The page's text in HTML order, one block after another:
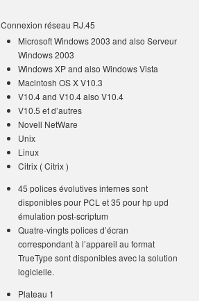
Connexion réseau RJ.45
Microsoft Windows 2003 and also Serveur
Windows 2003
Windows XP and also Windows Vista
Macintosh OS X V10.3
V10.4 and V10.4 also V10.4
V10.5 et d’autres
Novell NetWare
Unix
Linux
Citrix ( Citrix )
45 polices évolutives internes sont
disponibles pour PCL et 35 pour hp upd
émulation post-scriptum
Quatre-vingts polices d’écran
correspondant à l’appareil au format
TrueType sont disponibles avec la solution
logicielle.
Plateau 1